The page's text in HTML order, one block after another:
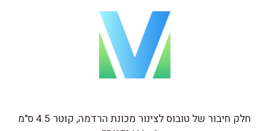
חלק חיבור של טובוס לצינור מכונת הרדמה, קוטר 4.5 ס"מ